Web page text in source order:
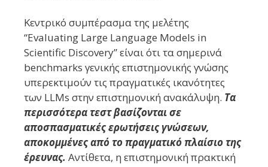
Κεντρικό συμπέρασμα της μελέτης
“Evaluating Large Language Models in
Scientific Discovery” είναι ότι τα σημερινά
benchmarks γενικής επιστημονικής γνώσης
υπερεκτιμούν τις πραγματικές ικανότητες
των LLMs στην επιστημονική ανακάλυψη. Τα
περισσότερα τεστ βασίζονται σε
αποσπασματικές ερωτήσεις γνώσεων,
αποκομμένες από το πραγματικό πλαίσιο της
έρευνας. Αντίθετα, η επιστημονική πρακτική